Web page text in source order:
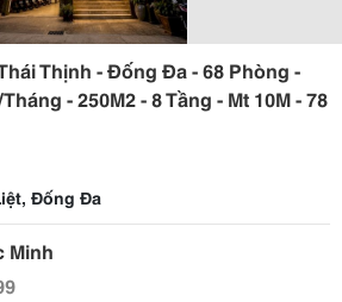
Thịnh - Đống Đa - 68 Phòng -
- 250M2 - 8 Tầng - Mt 10M - 78
Đống Đa
Minh